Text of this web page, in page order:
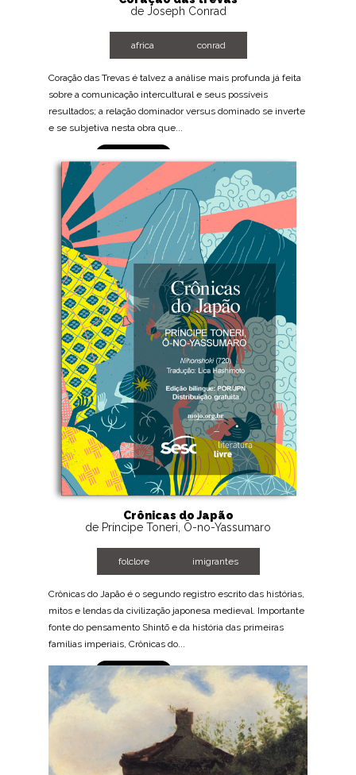
de Joseph Conrad
africa conrad
Coração das Trevas é talvez a análise mais profunda já feita
sobre a comunicação intercultural e seus possíveis
resultados; a relação dominador versus dominado se inverte
e se subjetiva nesta obra que...
Crônicas do Japão
de Príncipe Toneri, Ō-no-Yassumaro
folclore imigrantes
Crônicas do Japão é o segundo registro escrito das histórias,
mitos e lendas da civilização japonesa medieval. Importante
fonte do pensamento Shintō e da história das primeiras
famílias imperiais, Crônicas do...
BAIXE AGORA